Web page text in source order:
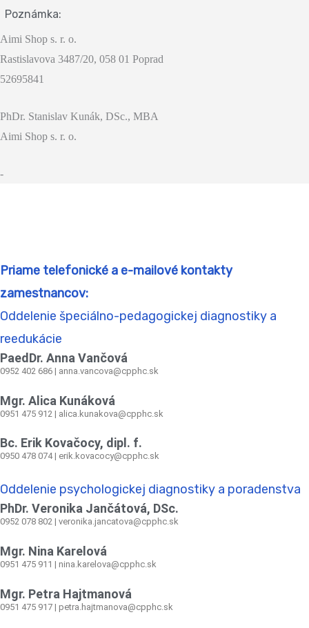
Poznámka:
Aimi Shop s. r. o.
Rastislavova 3487/20, 058 01 Poprad
52695841
PhDr. Stanislav Kunák, DSc., MBA
Aimi Shop s. r. o.
-
Priame telefonické a e-mailové kontakty
zamestnancov:
Oddelenie špeciálno-pedagogickej diagnostiky a
reedukácie
PaedDr. Anna Vančová
0952 402 686 | anna.vancova@cpphc.sk
Mgr. Alica Kunáková
0951 475 912 | alica.kunakova@cpphc.sk
Bc. Erik Kovačocy, dipl. f.
0950 478 074 | erik.kovacocy@cpphc.sk
Oddelenie psychologickej diagnostiky a poradenstva
PhDr. Veronika Jančátová, DSc.
0952 078 802 | veronika.jancatova@cpphc.sk
Mgr. Nina Karelová
0951 475 911 | nina.karelova@cpphc.sk
Mgr. Petra Hajtmanová
0951 475 917 | petra.hajtmanova@cpphc.sk